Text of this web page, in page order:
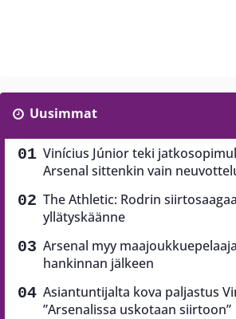
Uusimmat
Vinícius Júnior teki
Arsenal sittenkin vain
The Athletic: Rodrin
yllätyskäänne
Arsenal myy
hankinnan jälkeen
Asiantuntijalta kova paljastus
”Arsenalissa uskotaan siirtoon”